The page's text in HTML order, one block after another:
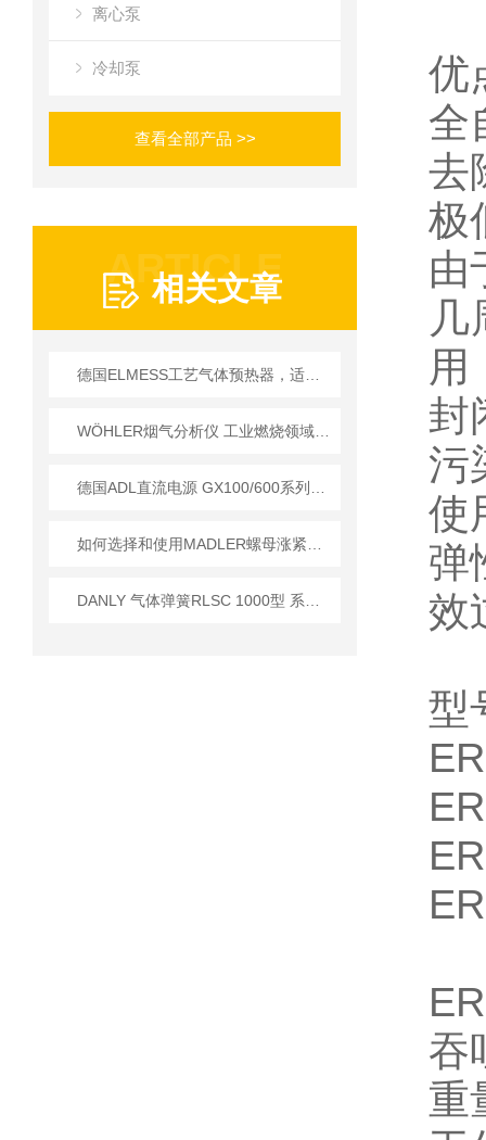
离心泵
冷却泵
查看全部产品 >>
ARTICLE
相关文章
优
全
去
极
由
用
封
污
使
弹
效
型
吞
重